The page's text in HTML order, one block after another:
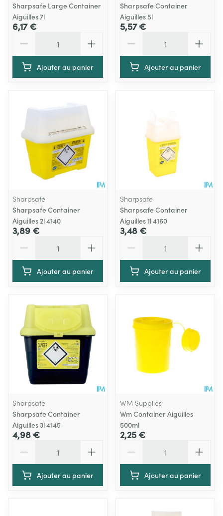
Sharpsafe Large Container
Aiguilles 7l
6,17 €
Ajouter au panier
Sharpsafe Container
Aiguilles 5l
5,57 €
Ajouter au panier
Sharpsafe
Sharpsafe Container
Aiguilles 2l 4140
3,89 €
Ajouter au panier
Sharpsafe
Sharpsafe Container
Aiguilles 1l 4160
3,48 €
Ajouter au panier
Sharpsafe
Sharpsafe Container
Aiguilles 3l 4145
4,98 €
Ajouter au panier
WM Supplies
Wm Container Aiguilles
500ml
2,25 €
Ajouter au panier